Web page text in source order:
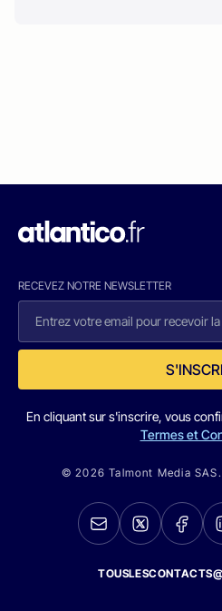
RECEVEZ NOTRE NEWSLETTER
En cliquant sur s'inscrire, vous
Termes et
© 2026 Talmont Media